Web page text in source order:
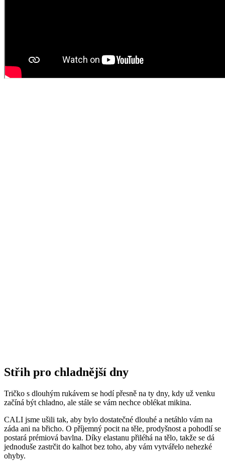
Střih pro chladnější dny
Tričko s dlouhým rukávem se hodí přesně na ty dny, kdy už venku
začíná být chladno, ale stále se vám nechce oblékat mikina.
CALI jsme ušili tak, aby bylo dostatečné dlouhé a netáhlo vám na
záda ani na břicho. O příjemný pocit na těle, prodyšnost a pohodlí se
postará prémiová bavlna. Díky elastanu přiléhá na tělo, takže se dá
jednoduše zastrčit do kalhot bez toho, aby vám vytvářelo nehezké
ohyby.